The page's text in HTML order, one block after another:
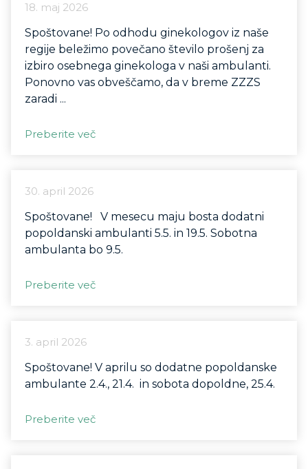
18. maj 2026
Spoštovane! Po odhodu ginekologov iz naše
regije beležimo povečano število prošenj za
izbiro osebnega ginekologa v naši ambulanti.
Ponovno vas obveščamo, da v breme ZZZS
zaradi ...
Preberite več
30. april 2026
Spoštovane! V mesecu maju bosta dodatni
popoldanski ambulanti 5.5. in 19.5. Sobotna
ambulanta bo 9.5.
Preberite več
3. april 2026
Spoštovane! V aprilu so dodatne popoldanske
ambulante 2.4., 21.4. in sobota dopoldne, 25.4.
Preberite več